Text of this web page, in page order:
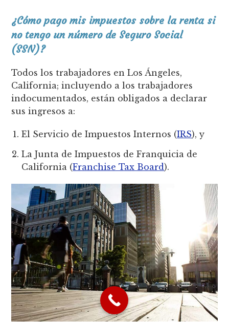
¿Cómo pago mis impuestos sobre la renta si
no tengo un número de Seguro Social
(SSN)?
Todos los trabajadores en Los Ángeles,
California; incluyendo a los trabajadores
indocumentados, están obligados a declarar
sus ingresos a:
El Servicio de Impuestos Internos (IRS), y
La Junta de Impuestos de Franquicia de
California (Franchise Tax Board).